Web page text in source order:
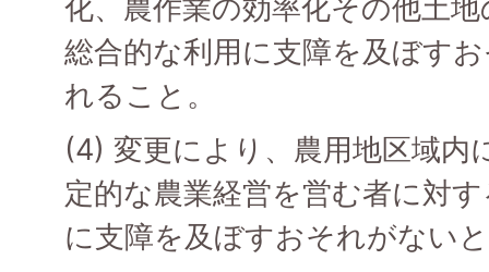
化、農作業の効率化その他土
総合的な利用に支障を及ぼす
れること。
(4) 変更により、農用地区域内
定的な農業経営を営む者に対
に支障を及ぼすおそれがない